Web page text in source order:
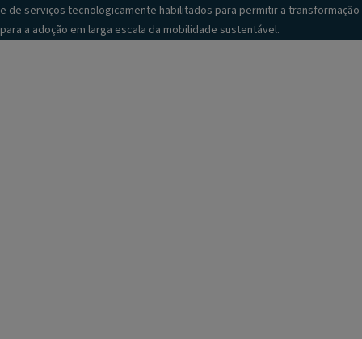
e de serviços tecnologicamente habilitados para permitir a transformação
para a adoção em larga escala da mobilidade sustentável.